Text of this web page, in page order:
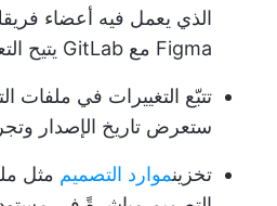
الذي يعمل فيه أعضاء
Figma مع GitLab يتيح التعاون في الوقت الفعلي
تتبّع التغييرات في ملفات
ستعرض تاريخ الإصدار
تخزينموارد التصميم